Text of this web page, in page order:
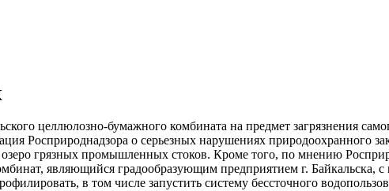
целлюлозно-бумажного комбината на предмет загрязнения
Росприроднадзора о серьезных нарушениях природоохранного
грязных промышленных стоков. Кроме того, по мнению
являющийся градообразующим предприятием г. Байкальска,
в том числе запустить систему бессточного